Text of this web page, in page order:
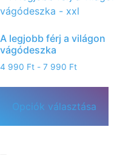
A legjobb férj a világon
vágódeszka
4 990 Ft - 7 990 Ft
Opciók választása